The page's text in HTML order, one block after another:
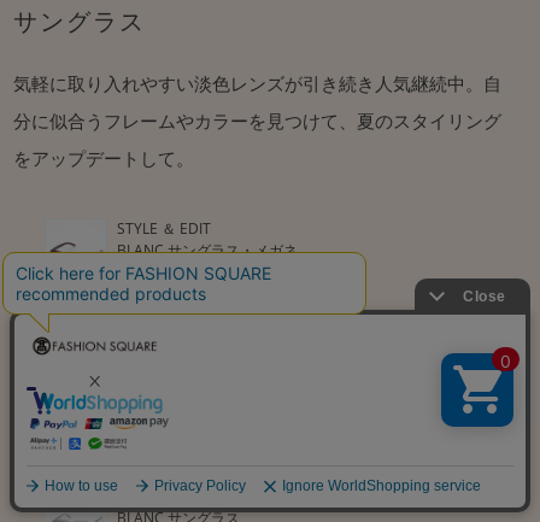
サングラス
気軽に取り入れやすい淡色レンズが引き続き人気継続中。自
分に似合うフレームやカラーを見つけて、夏のスタイリング
をアップデートして。
STYLE ＆ EDIT
BLANC サングラス・メガネ
￥38,500
STYLE ＆ EDIT
BLANC サングラス・メガネ
STYLE ＆ EDIT
BLANC サングラス
￥36,300
STYLE ＆ EDIT
BLANC サングラス